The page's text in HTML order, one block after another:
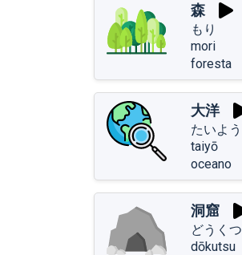
森
もり
mori
foresta
大洋
たいよう
taiyō
oceano
洞窟
どうくつ
dōkutsu